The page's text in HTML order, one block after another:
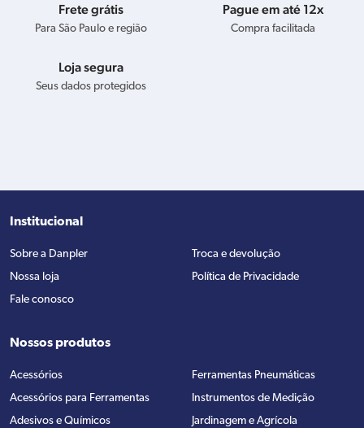
Frete grátis
Para São Paulo e região
Pague em até 12x
Compra facilitada
Loja segura
Seus dados protegidos
Institucional
Sobre a Danpler
Nossa loja
Fale conosco
Troca e devolução
Política de Privacidade
Nossos produtos
Acessórios
Acessórios para Ferramentas
Adesivos e Químicos
Ferramentas Pneumáticas
Instrumentos de Medição
Jardinagem e Agrícola